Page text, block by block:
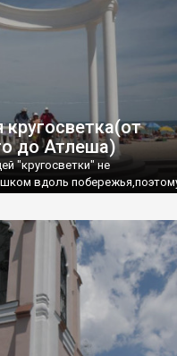
кругосветка(от
до Атлеша)
"кругосветки" не
вдоль